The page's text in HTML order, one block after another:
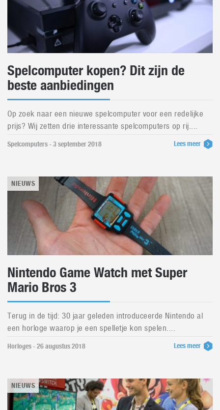
Spelcomputer kopen? Dit zijn de
beste aanbiedingen
Op zoek naar een nieuwe spelcomputer voor een redelijke
prijs? Wij zetten drie interessante spelcomputers op rij....
Spelcomputers - 3 september 2018 Lees meer
NIEUWS
Nintendo Game Watch met Super
Mario Bros 3
Terug in de tijd: 30 jaar geleden introduceerde Nintendo al
een horloge waarop je een spelletje kon spelen....
Horloges - 26 augustus 2018 Lees meer
NIEUWS